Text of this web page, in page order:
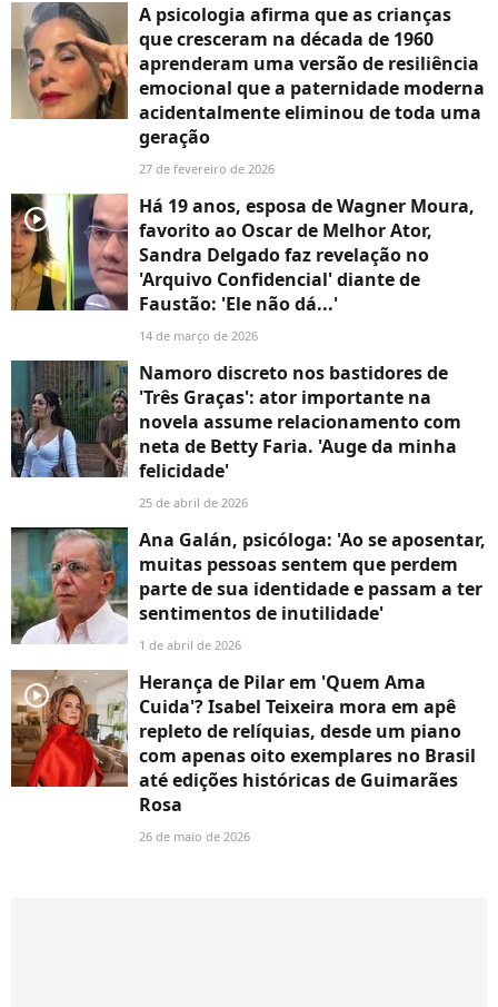
A psicologia afirma que as crianças
que cresceram na década de 1960
aprenderam uma versão de resiliência
emocional que a paternidade moderna
acidentalmente eliminou de toda uma
geração
27 de fevereiro de 2026
player2
Há 19 anos, esposa de Wagner Moura,
favorito ao Oscar de Melhor Ator,
Sandra Delgado faz revelação no
'Arquivo Confidencial' diante de
Faustão: 'Ele não dá...'
14 de março de 2026
Namoro discreto nos bastidores de
'Três Graças': ator importante na
novela assume relacionamento com
neta de Betty Faria. 'Auge da minha
felicidade'
25 de abril de 2026
Ana Galán, psicóloga: 'Ao se aposentar,
muitas pessoas sentem que perdem
parte de sua identidade e passam a ter
sentimentos de inutilidade'
1 de abril de 2026
player2
Herança de Pilar em 'Quem Ama
Cuida'? Isabel Teixeira mora em apê
repleto de relíquias, desde um piano
com apenas oito exemplares no Brasil
até edições históricas de Guimarães
Rosa
26 de maio de 2026